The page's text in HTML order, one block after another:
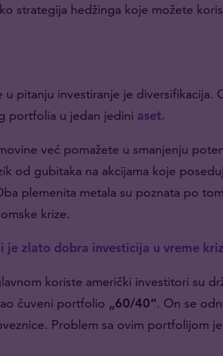
strategija hedžinga koje možete
u pitanju investiranje je diversifikacija.
portfolia u jedan jedini aset.
već pomažete u smanjenju
od gubitaka na akcijama koje
plemenita metala su poznata po
krize.
je zlato dobra investicija u vreme
koriste američki investitori su
čuveni portfolio „60/40“. On se
Problem sa ovim portfolijom